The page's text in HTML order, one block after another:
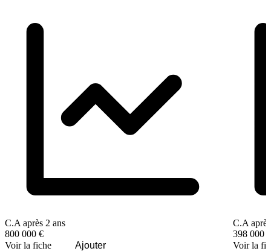
C.A après 2 ans
800 000 €
Voir la fiche
Ajouter
C.A
398 000 €
Voir la